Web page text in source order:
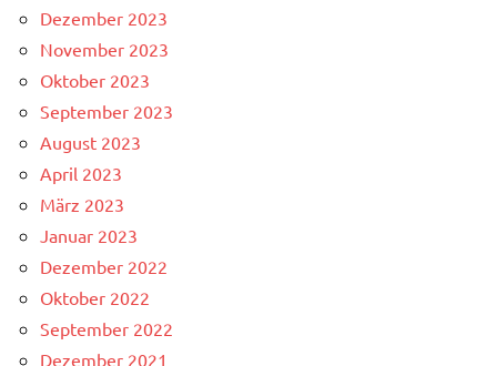
Dezember 2023
November 2023
Oktober 2023
September 2023
August 2023
April 2023
März 2023
Januar 2023
Dezember 2022
Oktober 2022
September 2022
Dezember 2021